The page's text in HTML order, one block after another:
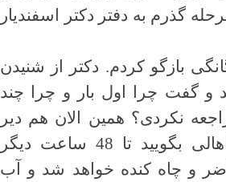
گذرم به دفتر دکتر اسفندیار
بازگو کردم. دکتر از شنیدن
گفت چرا اول بار و چرا چند
نکردی؟ همین الان هم دیر
نشده بروید و به اهالی بگویید تا 48 ساعت دیگر
و چاه کنده خواهد شد و آب